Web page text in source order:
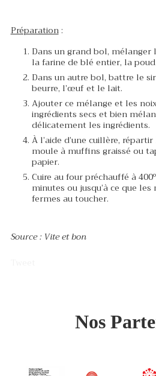
Préparation:
Dans un grand bol, mélanger
la farine de blé entier, la
Dans un autre bol, battre le
beurre, l’œuf et le lait.
Ajouter ce mélange et les
ingrédients secs et bien
délicatement les ingrédients.
À l’aide d’une cuillère,
moule à muffins graissé ou
papier.
Cuire au four préchauffé à
minutes ou jusqu’à ce que
fermes au toucher.
Source : Vite et bon
Nos